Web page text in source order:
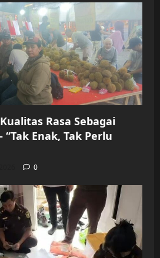
Rasa Sebagai
Enak, Tak Perlu
0